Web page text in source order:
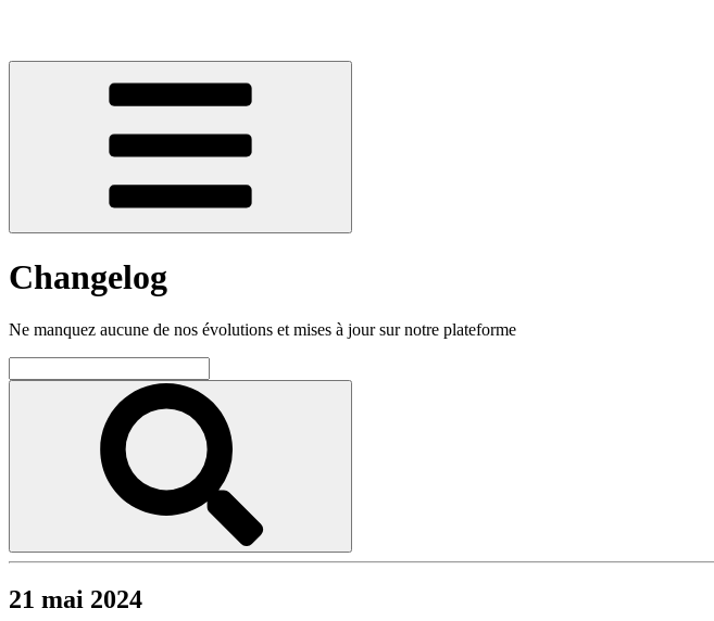
Changelog
Ne manquez aucune de nos évolutions et mises à jour sur notre plateforme
21 mai 2024